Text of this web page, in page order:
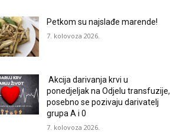
Petkom su najslađe marende!
7. kolovoza 2026.
Akcija darivanja krvi u
ponedjeljak na Odjelu transfuzije,
posebno se pozivaju darivatelj
grupa A i 0
7. kolovoza 2026.